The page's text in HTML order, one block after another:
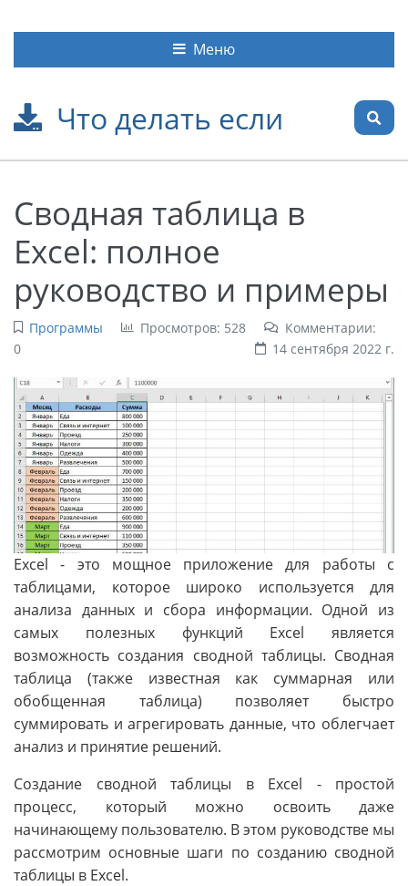
Что делать если
Меню
Сводная таблица в
Excel: полное
руководство и примеры
Программы Просмотров: 528
Комментарии:
0
14 сентября 2022 г.
Excel - это мощное приложение для работы с
таблицами, которое широко используется для
анализа данных и сбора информации. Одной из
самых полезных функций Excel является
возможность создания сводной таблицы. Сводная
таблица (также известная как суммарная или
обобщенная таблица) позволяет быстро
суммировать и агрегировать данные, что облегчает
анализ и принятие решений.
Создание сводной таблицы в Excel - простой
процесс, который можно освоить даже
начинающему пользователю. В этом руководстве мы
рассмотрим основные шаги по созданию сводной
таблицы в Excel.